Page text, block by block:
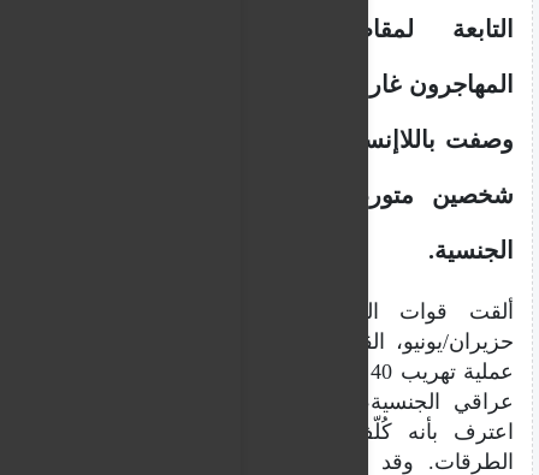
التابعة لمقاطعة با-دو-كاليه. وكان
المهاجرون غارقين في العرق، في ظروف
وصفت باللاإنسانية. وتم إلقاء القبض على
شخصين متورطين بينهما سائق عراقي
الجنسية.
حزيران/يونيو، القبض على شخصين تورطا في
عملية تهريب 40 مهاجرا في مركبة وهما سائق،
عراقي الجنسية، إلى جانب مرافق له قاصر
اعترف بأنه كُلّف بمهمة توجيه السائق عبر
الطرقات. وقد تم العثور أيضا على سترتين